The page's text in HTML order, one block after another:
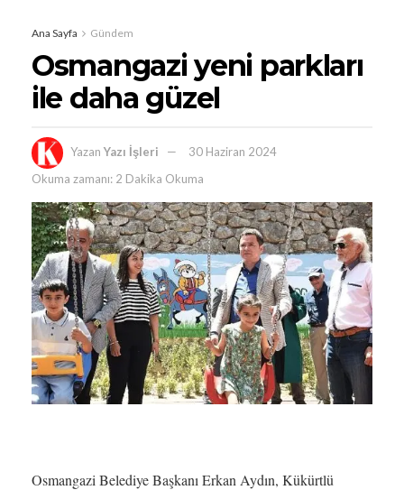
Ana Sayfa Gündem
Osmangazi yeni parkları
ile daha güzel
Yazan Yazı İşleri
30 Haziran 2024
Okuma zamanı: 2 Dakika Okuma
Osmangazi Belediye Başkanı Erkan Aydın, Kükürtlü